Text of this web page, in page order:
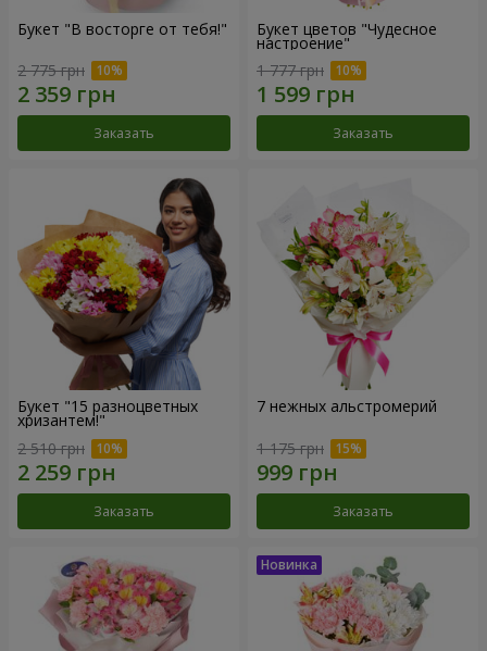
Букет "В восторге от тебя!"
2 775 грн
Заказать
Букет цветов "Чудесное
настроение"
1 777 грн
Заказать
Букет "15 разноцветных
хризантем!"
2 510 грн
Заказать
7 нежных альстромерий
1 175 грн
Заказать